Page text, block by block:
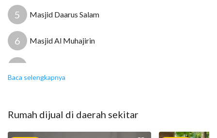
5 Masjid Daarus Salam
6 Masjid Al Muhajirin
7
9 Pengobatan Alternatif Bunda Tajimalela
Baca selengkapnya
Rumah dijual di daerah sekitar